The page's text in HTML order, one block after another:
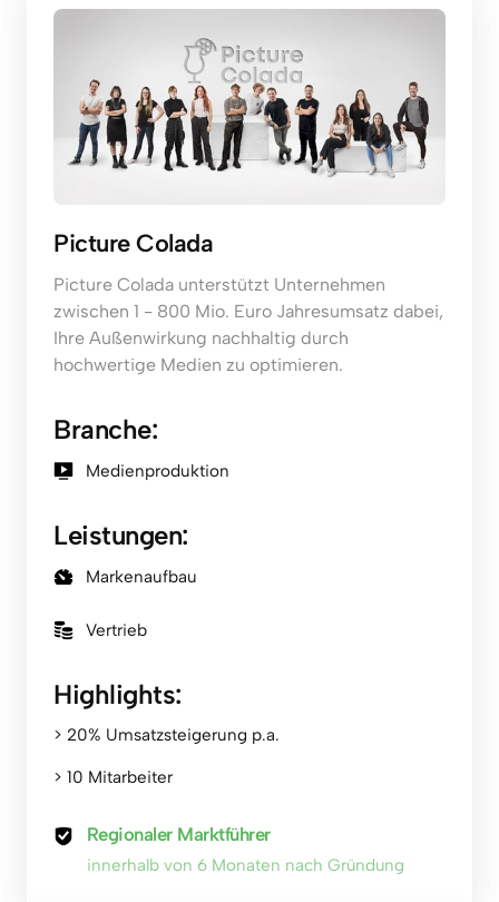
Picture Colada
Picture Colada unterstützt Unternehmen
zwischen 1 - 800 Mio. Euro Jahresumsatz dabei,
Ihre Außenwirkung nachhaltig durch
hochwertige Medien zu optimieren.
Branche:
Medienproduktion
Leistungen:
Markenaufbau
Vertrieb
Highlights:
> 20% Umsatzsteigerung p.a.
> 10 Mitarbeiter
Regionaler Marktführer
innerhalb von 6 Monaten nach Gründung